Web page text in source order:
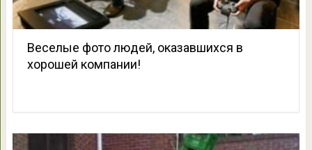
Веселые фото людей, оказавшихся в
хорошей компании!